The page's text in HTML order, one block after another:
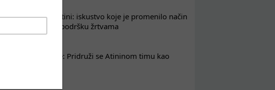
Osam nedelja u Atini: iskustvo koje je promenilo način
na koji razumem podršku žrtvama
Tražimo pojačanje: Pridruži se Atininom timu kao